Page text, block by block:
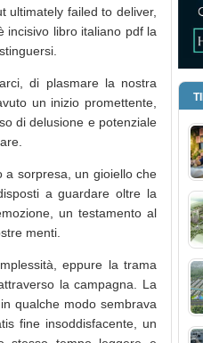
ultimately failed to deliver,
incisivo libro italiano pdf la
di plasmare la nostra
un inizio promettente,
di delusione e potenziale
a sorpresa, un gioiello che
a guardare oltre la
un testamento al
menti.
eppure la trama
la campagna. La
qualche modo sembrava
fine insoddisfacente, un